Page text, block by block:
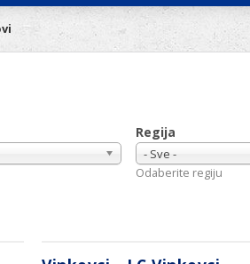
Lionsa
i Leo klubovi
Aktualno rukovodstvo D-126
Kabinet
Regija
- Sve -
Odaberite regiju